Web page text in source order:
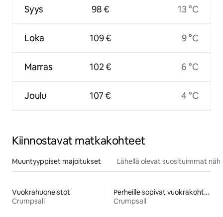
Syys
Loka
Marras
Joulu
98 €
109 €
102 €
107 €
13 °C
9 °C
6 °C
4 °C
Kiinnostavat matkakohteet
Muuntyyppiset majoitukset Lähellä olevat suosituimmat
Vuokrahuoneistot
Crumpsall
Perheille sopivat vuokrakohteet
Crumpsall